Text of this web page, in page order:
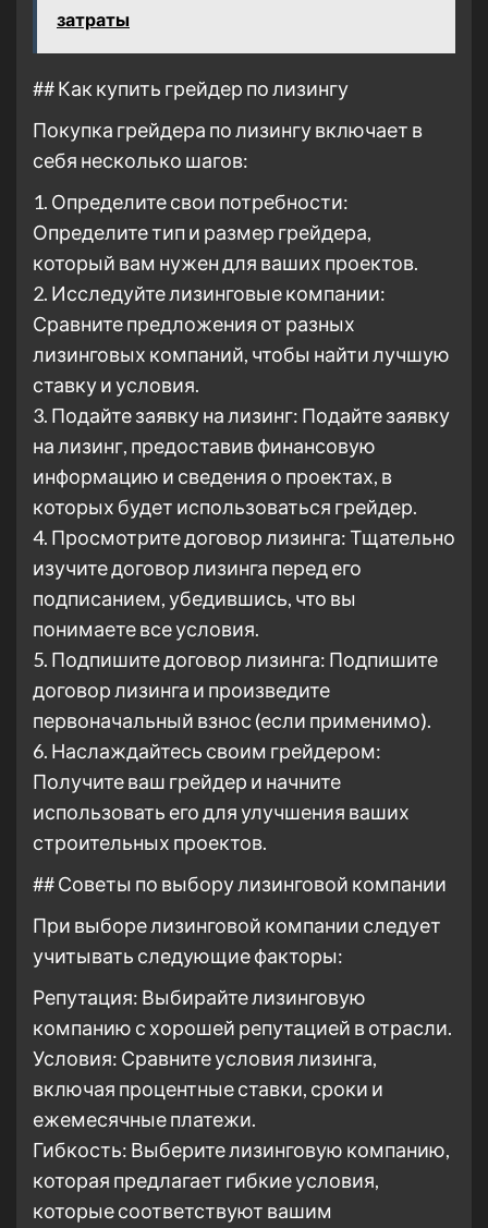
затраты
## Как купить грейдер по лизингу
Покупка грейдера по лизингу включает в
себя несколько шагов:
1. Определите свои потребности:
Определите тип и размер грейдера,
который вам нужен для ваших проектов.
2. Исследуйте лизинговые компании:
Сравните предложения от разных
лизинговых компаний, чтобы найти лучшую
ставку и условия.
3. Подайте заявку на лизинг: Подайте заявку
на лизинг, предоставив финансовую
информацию и сведения о проектах, в
которых будет использоваться грейдер.
4. Просмотрите договор лизинга: Тщательно
изучите договор лизинга перед его
подписанием, убедившись, что вы
понимаете все условия.
5. Подпишите договор лизинга: Подпишите
договор лизинга и произведите
первоначальный взнос (если применимо).
6. Наслаждайтесь своим грейдером:
Получите ваш грейдер и начните
использовать его для улучшения ваших
строительных проектов.
## Советы по выбору лизинговой компании
При выборе лизинговой компании следует
учитывать следующие факторы:
Репутация: Выбирайте лизинговую
компанию с хорошей репутацией в отрасли.
Условия: Сравните условия лизинга,
включая процентные ставки, сроки и
ежемесячные платежи.
Гибкость: Выберите лизинговую компанию,
которая предлагает гибкие условия,
которые соответствуют вашим